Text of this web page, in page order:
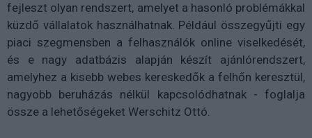
fejleszt olyan rendszert, amelyet a hasonló problémákkal
küzdő vállalatok használhatnak. Például összegyűjti egy
piaci szegmensben a felhasználók online viselkedését,
és e nagy adatbázis alapján készít ajánlórendszert,
amelyhez a kisebb webes kereskedők a felhőn keresztül,
nagyobb beruházás nélkül kapcsolódhatnak - foglalja
össze a lehetőségeket Werschitz Ottó.